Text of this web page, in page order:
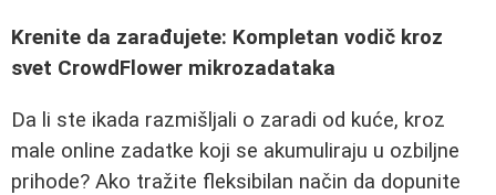
Krenite da zarađujete: Kompletan vodič kroz
svet CrowdFlower mikrozadataka
Da li ste ikada razmišljali o zaradi od kuće, kroz
male online zadatke koji se akumuliraju u ozbiljne
prihode? Ako tražite fleksibilan način da dopunite